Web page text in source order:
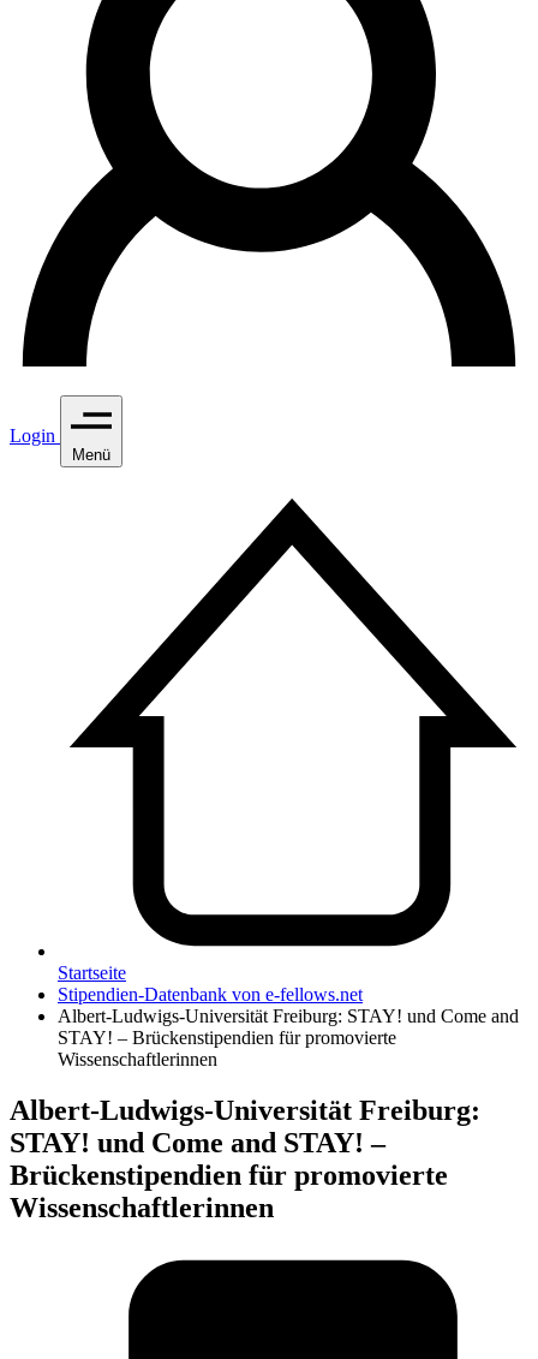
Login
Menü
Startseite
Stipendien-Datenbank von e-fellows.net
Albert-Ludwigs-Universität Freiburg: STAY! und Come and
STAY! – Brückenstipendien für promovierte
Wissenschaftlerinnen
Albert-Ludwigs-Universität Freiburg:
STAY! und Come and STAY! –
Brückenstipendien für promovierte
Wissenschaftlerinnen